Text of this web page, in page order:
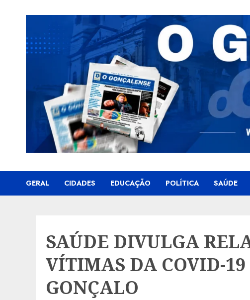
GERAL CIDADES EDUCAÇÃO POLÍTICA SAÚDE
SAÚDE DIVULGA
VÍTIMAS DA COVID-19
GONÇALO